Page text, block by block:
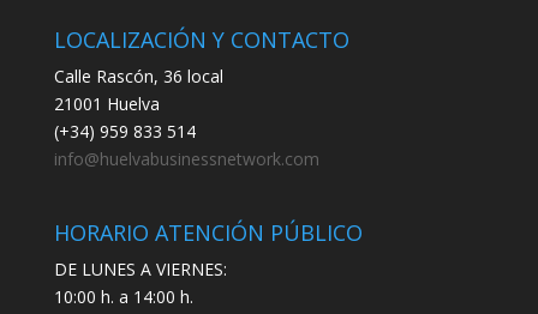
LOCALIZACIÓN Y CONTACTO
Calle Rascón, 36 local
21001 Huelva
(+34) 959 833 514
info@huelvabusinessnetwork.com
HORARIO ATENCIÓN PÚBLICO
DE LUNES A VIERNES:
10:00 h. a 14:00 h.